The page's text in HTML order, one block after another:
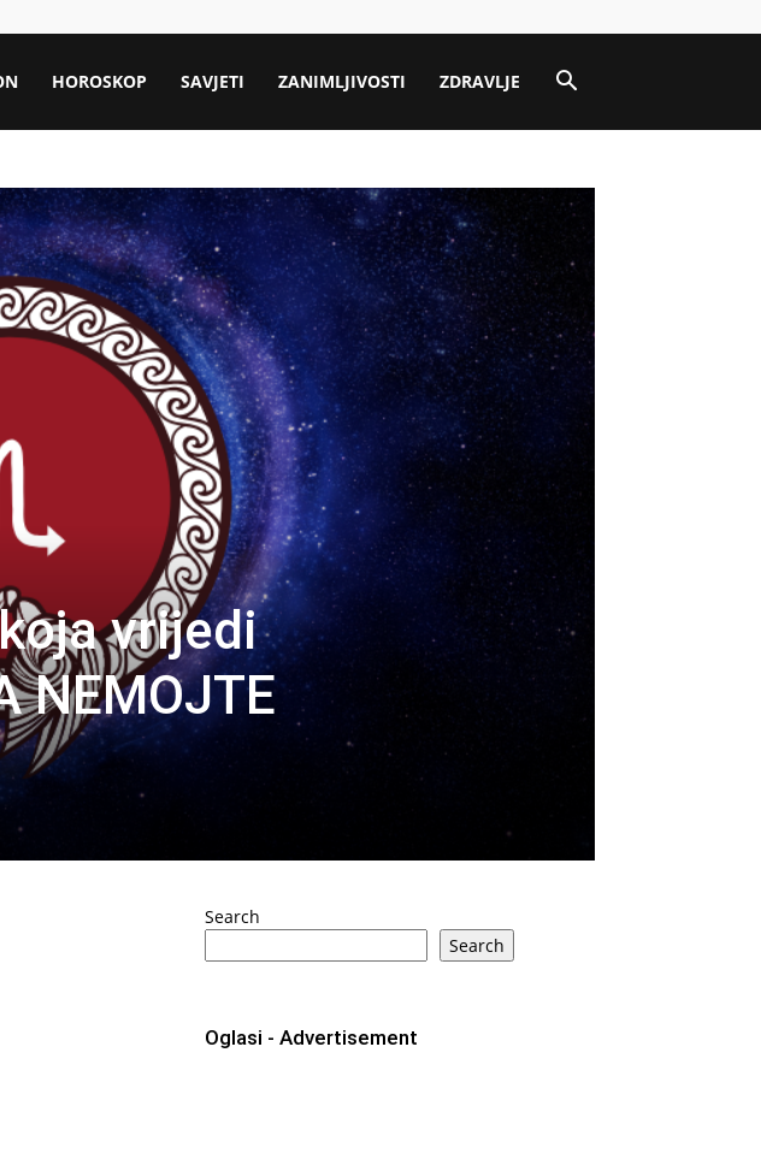
HOROSKOP SAVJETI ZANIMLJIVOSTI ZDRAVLJE
koja vrijedi
NEMOJTE
Search
Search
Oglasi - Advertisement